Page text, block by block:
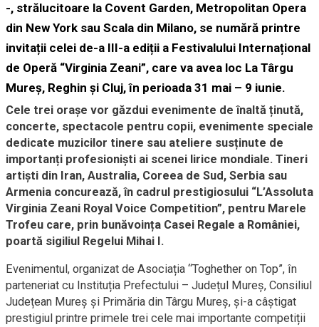
-, strălucitoare la Covent Garden, Metropolitan Opera
din New York sau Scala din Milano, se numără printre
invitații celei de-a III-a ediții a Festivalului Internațional
de Operă “Virginia Zeani”, care va avea loc La Târgu
Mureș, Reghin și Cluj, în perioada 31 mai – 9 iunie.
Cele trei orașe vor găzdui evenimente de înaltă ținută,
concerte, spectacole pentru copii, evenimente speciale
dedicate muzicilor tinere sau ateliere susținute de
importanți profesioniști ai scenei lirice mondiale. Tineri
artiști din Iran, Australia, Coreea de Sud, Serbia sau
Armenia concurează, în cadrul prestigiosului “L’Assoluta
Virginia Zeani Royal Voice Competition”, pentru Marele
Trofeu care, prin bunăvoința Casei Regale a României,
poartă sigiliul Regelui Mihai I.
Evenimentul, organizat de Asociația “Toghether on Top”, în
parteneriat cu Instituția Prefectului – Județul Mureș, Consiliul
Județean Mureș și Primăria din Târgu Mureș, și-a câștigat
prestigiul printre primele trei cele mai importante competiții